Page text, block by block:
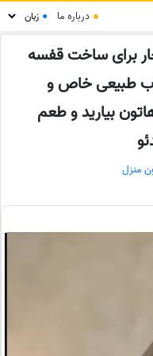
● درباره ما ●
برای ساخت قفسه
طبیعی خاص و
بیارید و طعم
منزل